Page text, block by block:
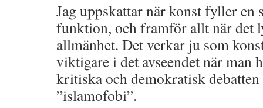
Jag uppskattar när konst fyller
funktion, och framför allt när det
allmänhet. Det verkar ju som
viktigare i det avseendet när man
kritiska och demokratisk
”islamofobi”.